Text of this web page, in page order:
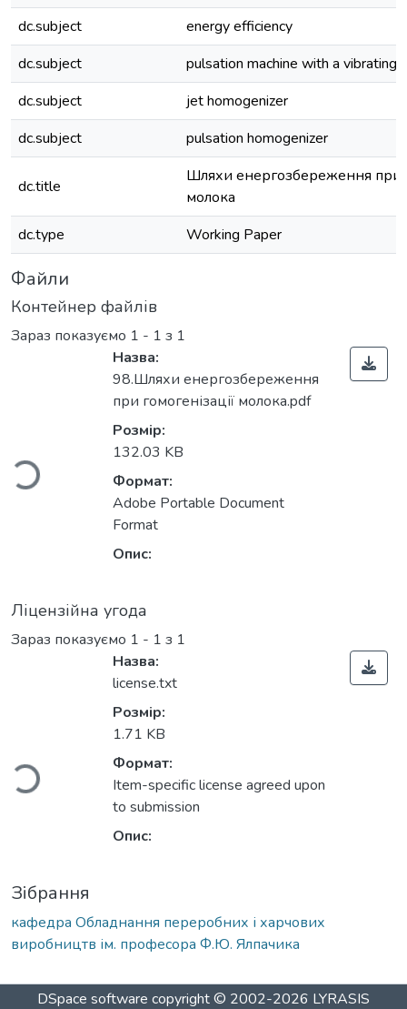
dc.subject
energy efficiency
dc.subject
pulsation machine with a vibrating
dc.subject
jet homogenizer
dc.subject
pulsation homogenizer
dc.title
Шляхи енергозбереження при
молока
dc.type
Working Paper
Файли
Контейнер файлів
Зараз показуємо 1 - 1 з 1
Вантажиться...
Назва:
98.Шляхи енергозбереження
при гомогенізації молока.pdf
Розмір:
132.03 KB
Формат:
Adobe Portable Document
Format
Опис:
Ліцензійна угода
Зараз показуємо 1 - 1 з 1
Вантажиться...
Назва:
license.txt
Розмір:
1.71 KB
Формат:
Item-specific license agreed upon
to submission
Опис:
Зібрання
кафедра Обладнання переробних і харчових
виробництв ім. професора Ф.Ю. Ялпачика
DSpace software copyright © 2002-2026 LYRASIS